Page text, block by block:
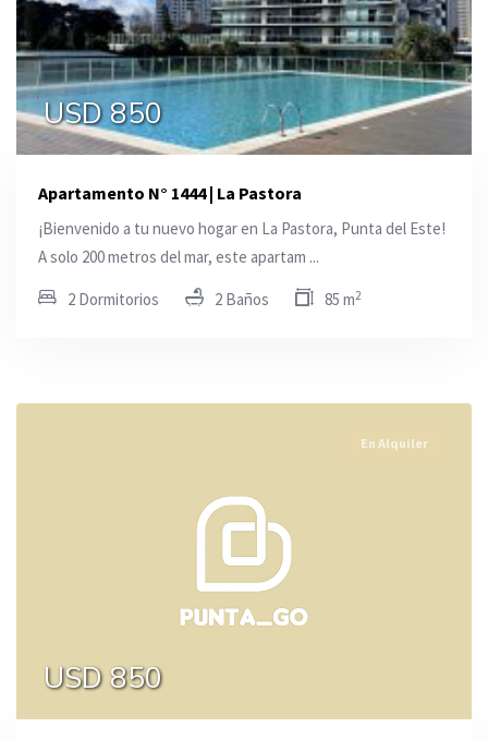
USD 850
Apartamento N° 1444 | La Pastora
¡Bienvenido a tu nuevo hogar en La Pastora, Punta del Este!
A solo 200 metros del mar, este apartam ...
2 Dormitorios 2 Baños 85 m2
En Alquiler
USD 850